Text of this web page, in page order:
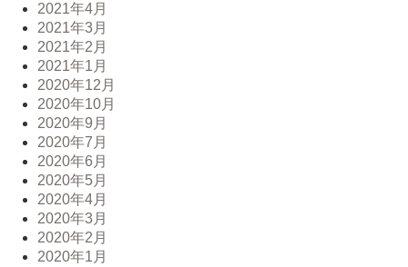
2021年4月
2021年3月
2021年2月
2021年1月
2020年12月
2020年10月
2020年9月
2020年7月
2020年6月
2020年5月
2020年4月
2020年3月
2020年2月
2020年1月